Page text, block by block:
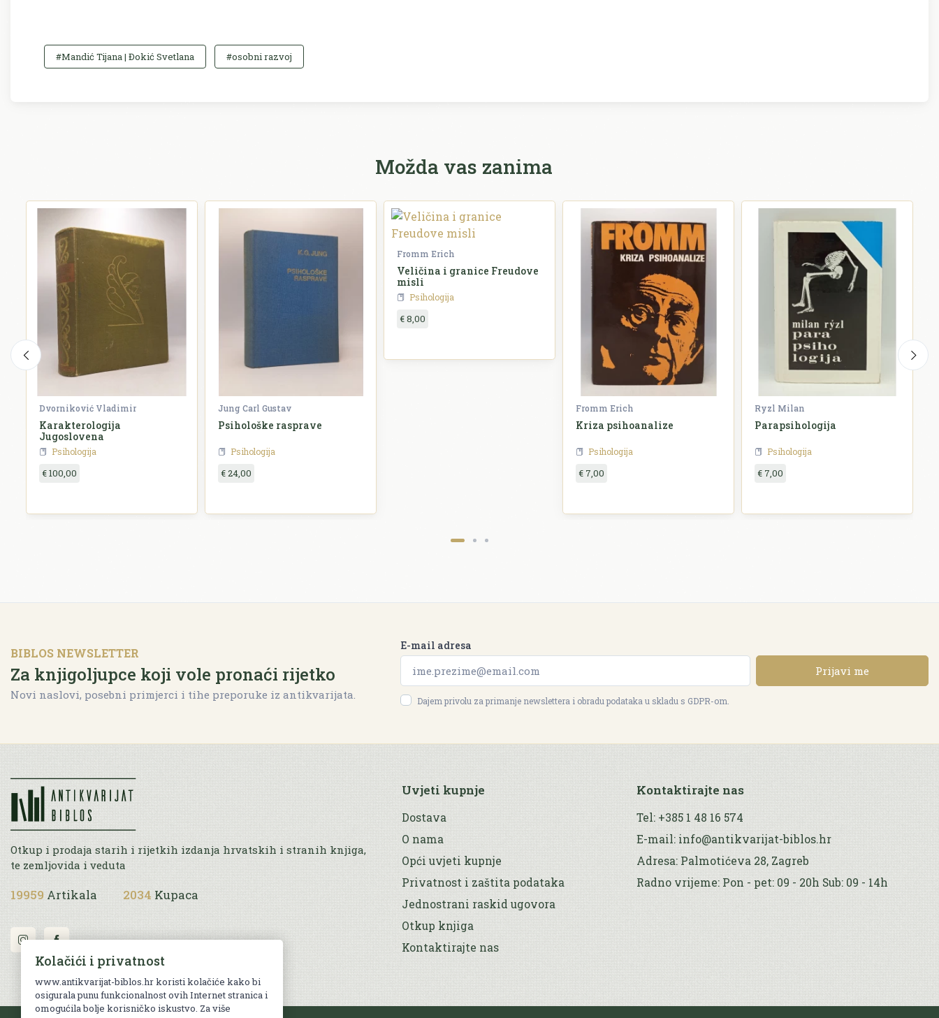
#Mandić Tijana | Đokić Svetlana #osobni razvoj
Možda vas zanima
Dvorniković Vladimir
Karakterologija
Jugoslovena
Psihologija
€ 100,00
Jung Carl Gustav
Psihološke rasprave
Psihologija
€ 24,00
Fromm Erich
Veličina i granice Freudove
misli
Psihologija
€ 8,00
Fromm Erich
Kriza psihoanalize
Psihologija
€ 7,00
Ryzl Milan
Parapsihologija
Psihologija
€ 7,00
BIBLOS NEWSLETTER
Za knjigoljupce koji vole pronaći rijetko
Novi naslovi, posebni primjerci i tihe preporuke iz antikvarijata.
E-mail adresa
Prijavi me
Dajem privolu za primanje newslettera i obradu podataka u skladu s GDPR-om.
Otkup i prodaja starih i rijetkih izdanja hrvatskih i stranih knjiga,
te zemljovida i veduta
19959 Artikala 2034 Kupaca
Uvjeti kupnje
Dostava
O nama
Opći uvjeti kupnje
Privatnost i zaštita podataka
Jednostrani raskid ugovora
Otkup knjiga
Kontaktirajte nas
Kontaktirajte nas
Tel: +385 1 48 16 574
E-mail: info@antikvarijat-biblos.hr
Adresa: Palmotićeva 28, Zagreb
Radno vrijeme: Pon - pet: 09 - 20h Sub: 09 - 14h
Kolačići i privatnost
www.antikvarijat-biblos.hr koristi kolačiće kako bi
osigurala punu funkcionalnost ovih Internet stranica i
omogućila bolje korisničko iskustvo. Za više